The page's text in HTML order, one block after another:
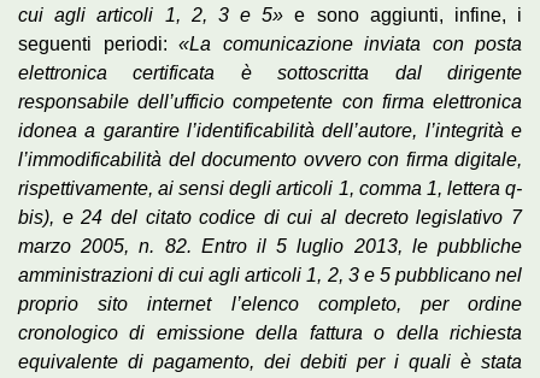
cui agli articoli 1, 2, 3 e 5» e sono aggiunti, infine, i
seguenti periodi: «La comunicazione inviata con posta
elettronica certificata è sottoscritta dal dirigente
responsabile dell’ufficio competente con firma elettronica
idonea a garantire l’identificabilità dell’autore, l’integrità e
l’immodificabilità del documento ovvero con firma digitale,
rispettivamente, ai sensi degli articoli 1, comma 1, lettera q-
bis), e 24 del citato codice di cui al decreto legislativo 7
marzo 2005, n. 82. Entro il 5 luglio 2013, le pubbliche
amministrazioni di cui agli articoli 1, 2, 3 e 5 pubblicano nel
proprio sito internet l’elenco completo, per ordine
cronologico di emissione della fattura o della richiesta
equivalente di pagamento, dei debiti per i quali è stata